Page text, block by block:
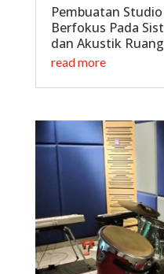
Pembuatan
Berfokus Pada
dan Akustik
read more